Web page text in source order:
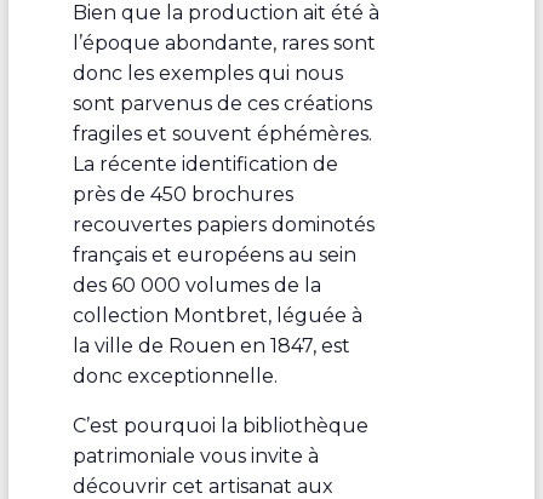
Bien que la production ait été à
l’époque abondante, rares sont
donc les exemples qui nous
sont parvenus de ces créations
fragiles et souvent éphémères.
La récente identification de
près de 450 brochures
recouvertes papiers dominotés
français et européens au sein
des 60 000 volumes de la
collection Montbret, léguée à
la ville de Rouen en 1847, est
donc exceptionnelle.
C’est pourquoi la bibliothèque
patrimoniale vous invite à
découvrir cet artisanat aux